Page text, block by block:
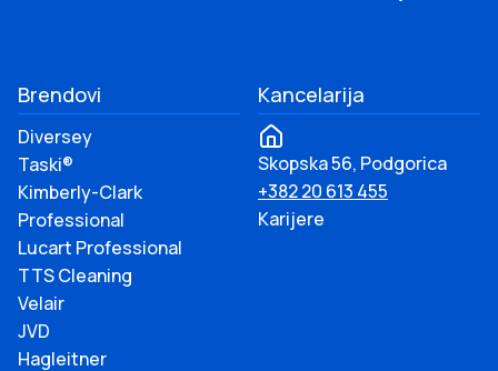
Brendovi
Diversey
Taski®
Kimberly-Clark
Professional
Lucart Professional
TTS Cleaning
Velair
JVD
Hagleitner
Kancelarija
Skopska 56, Podgorica
+382 20 613 455
Karijere